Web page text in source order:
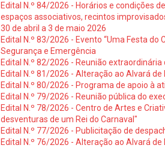
Edital N.º 84/2026 - Horários e condições
espaços associativos, recintos
30 de abril a 3 de maio 2026
Edital N.º 83/2026 - Evento “Uma Festa
Segurança e Emergência
Edital N.º 82/2026 - Reunião
Edital N.º 81/2026 - Alteração ao Alvará
Edital N.º 80/2026 - Programa de apoio à
Edital N.º 79/2026 - Reunião pública do
Edital N.º 78/2026 - Centro de Artes e
desventuras de um Rei do Carnaval"
Edital N.º 77/2026 - Publicitação de
Edital N.º 76/2026 - Alteração ao Alvará